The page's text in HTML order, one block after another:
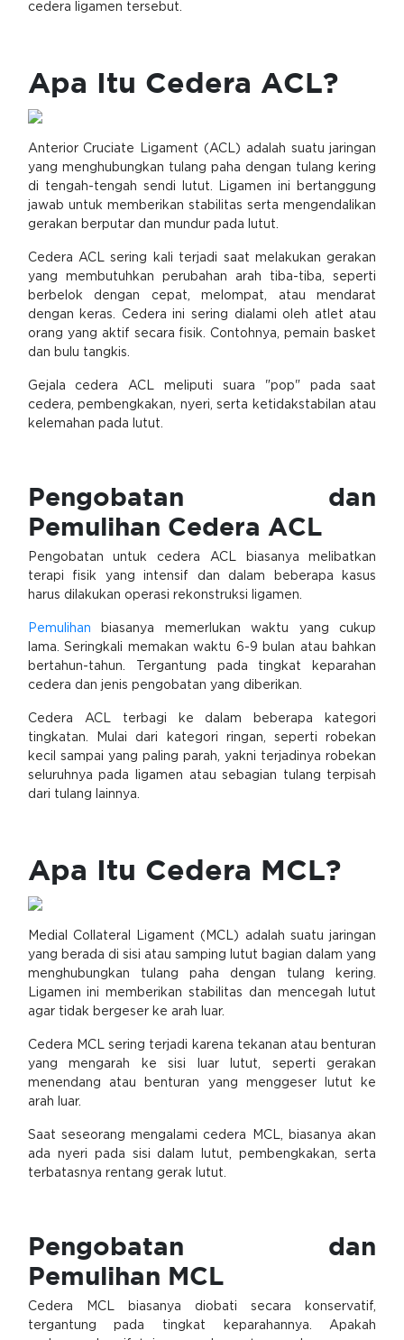
cedera ligamen tersebut.
Apa Itu Cedera ACL?
Anterior Cruciate Ligament (ACL) adalah suatu jaringan
yang menghubungkan tulang paha dengan tulang kering
di tengah-tengah sendi lutut. Ligamen ini bertanggung
jawab untuk memberikan stabilitas serta mengendalikan
gerakan berputar dan mundur pada lutut.
Cedera ACL sering kali terjadi saat melakukan gerakan
yang membutuhkan perubahan arah tiba-tiba, seperti
berbelok dengan cepat, melompat, atau mendarat
dengan keras. Cedera ini sering dialami oleh atlet atau
orang yang aktif secara fisik. Contohnya, pemain basket
dan bulu tangkis.
Gejala cedera ACL meliputi suara "pop" pada saat
cedera, pembengkakan, nyeri, serta ketidakstabilan atau
kelemahan pada lutut.
Pengobatan dan
Pemulihan Cedera ACL
Pengobatan untuk cedera ACL biasanya melibatkan
terapi fisik yang intensif dan dalam beberapa kasus
harus dilakukan operasi rekonstruksi ligamen.
Pemulihan biasanya memerlukan waktu yang cukup
lama. Seringkali memakan waktu 6-9 bulan atau bahkan
bertahun-tahun. Tergantung pada tingkat keparahan
cedera dan jenis pengobatan yang diberikan.
Cedera ACL terbagi ke dalam beberapa kategori
tingkatan. Mulai dari kategori ringan, seperti robekan
kecil sampai yang paling parah, yakni terjadinya robekan
seluruhnya pada ligamen atau sebagian tulang terpisah
dari tulang lainnya.
Apa Itu Cedera MCL?
Medial Collateral Ligament (MCL) adalah suatu jaringan
yang berada di sisi atau samping lutut bagian dalam yang
menghubungkan tulang paha dengan tulang kering.
Ligamen ini memberikan stabilitas dan mencegah lutut
agar tidak bergeser ke arah luar.
Cedera MCL sering terjadi karena tekanan atau benturan
yang mengarah ke sisi luar lutut, seperti gerakan
menendang atau benturan yang menggeser lutut ke
arah luar.
Saat seseorang mengalami cedera MCL, biasanya akan
ada nyeri pada sisi dalam lutut, pembengkakan, serta
terbatasnya rentang gerak lutut.
Pengobatan dan
Pemulihan MCL
Cedera MCL biasanya diobati secara konservatif,
tergantung pada tingkat keparahannya. Apakah